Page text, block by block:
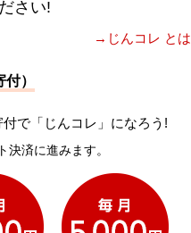
さい!
→じんコレ とは
）
で「じんコレ」になろう!
決済に進みます。